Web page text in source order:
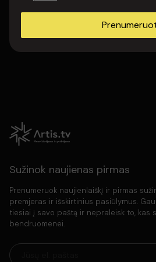
rasytoju-tomu-v/
Sužinok naujienas pirmas
Prenumeruok naujienlaiškį ir pirmas
premjeras ir išskirtinius pasiūlymus.
tiesiai į savo paštą ir nepraleisk to, kas
bendruomenei.